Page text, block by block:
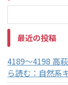
最近の投稿
4189～4198 高
ら読む：自然系